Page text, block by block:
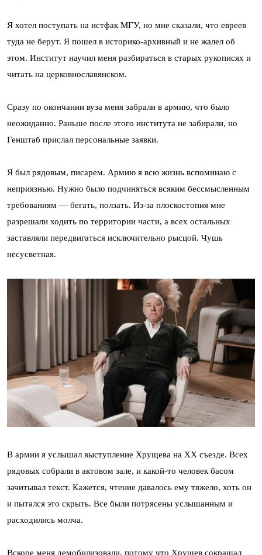
Я хотел поступать на истфак МГУ, но мне сказали, что евреев
туда не берут. Я пошел в историко-архивный и не жалел об
этом. Институт научил меня разбираться в старых рукописях и
читать на церковнославянском.
Сразу по окончании вуза меня забрали в армию, что было
неожиданно. Раньше после этого института не забирали, но
Генштаб прислал персональные заявки.
Я был рядовым, писарем. Армию я всю жизнь вспоминаю с
неприязнью. Нужно было подчиняться всяким бессмысленным
требованиям — бегать, ползать. Из-за плоскостопия мне
разрешали ходить по территории части, а всех остальных
заставляли передвигаться исключительно рысцой. Чушь
несусветная.
В армии я услышал выступление Хрущева на ХХ съезде. Всех
рядовых собрали в актовом зале, и какой-то человек басом
зачитывал текст. Кажется, чтение давалось ему тяжело, хоть он
и пытался это скрыть. Все были потрясены услышанным и
расходились молча.
Вскоре меня демобилизовали, потому что Хрущев сокращал